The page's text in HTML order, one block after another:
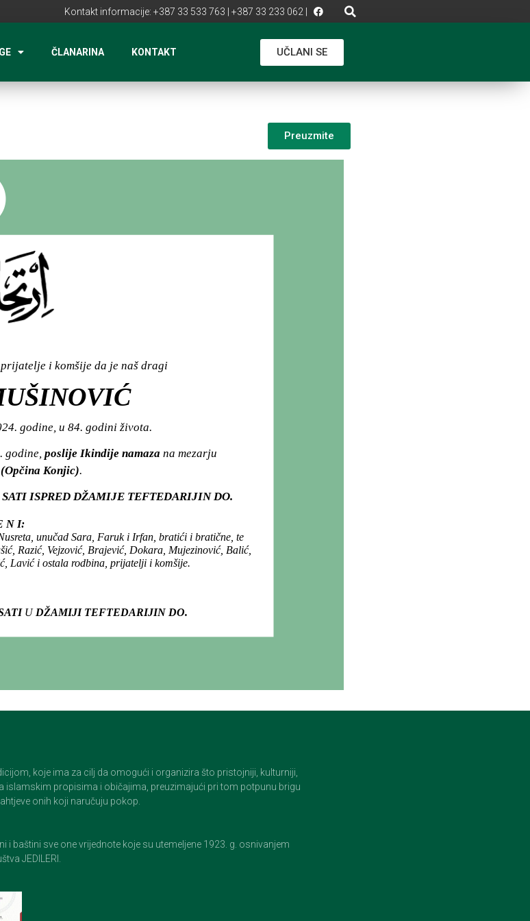
Kontakt informacije: +387 33 533 763 | +387 33 233 062 |
ČLANARINA KONTAKT UČLANI SE
Preuzmite
i komšije da je naš dragi
godine, u 84. godini života.
godine, poslije Ikindije namaza na mezarju
Konjic).
ISPRED DŽAMIJE TEFTEDARIJIN DO.
N I:
unučad Sara, Faruk i Irfan, bratići i bratične, te
Razić, Vejzović, Brajević, Dokara, Mujezinović, Balić,
Lavić i ostala rodbina, prijatelji i komšije.
U DŽAMIJI TEFTEDARIJIN DO.
koje ima za cilj da omogući i organizira što pristojniji, kulturniji,
islamskim propisima i običajima, preuzimajući pri tom potpunu brigu
onih koji naručuju pokop.
i baštini sve one vrijednote koje su utemeljene 1923. g. osnivanjem
JEDILERI.